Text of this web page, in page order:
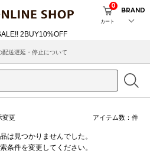
カート
0
BRAND
送遅延・停止について
変更 アイテム数： 件
は見つかりませんでした。
条件を変更してください。